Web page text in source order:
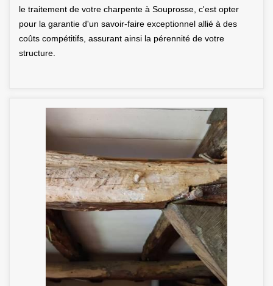
le traitement de votre charpente à Souprosse, c'est opter
pour la garantie d'un savoir-faire exceptionnel allié à des
coûts compétitifs, assurant ainsi la pérennité de votre
structure.